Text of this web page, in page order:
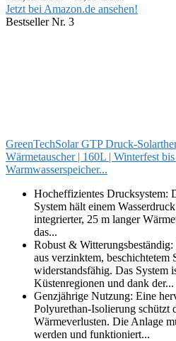
Jetzt bei Amazon.de ansehen!
Bestseller Nr. 3
GreenTechSolar GTP Druck-
Wärmetauscher | 160L | Winterfest
Warmwasserspeicher...
Hocheffizientes Drucksystem:
System hält einem
integrierter, 25 m langer
das...
Robust &
aus verzinktem, beschichtetem
widerstandsfähig. Das System
Küstenregionen und dank der...
Genzjährige Nutzung: Eine
Polyurethan-Isolierung schützt
Wärmeverlusten. Die Anlage
werden und funktioniert...